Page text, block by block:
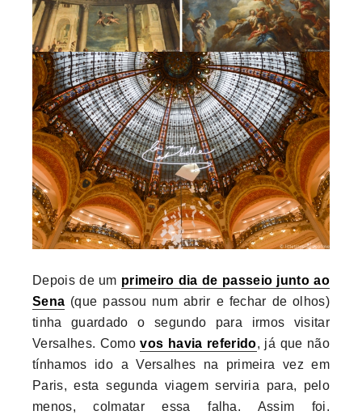
Depois de um primeiro dia de passeio junto ao
Sena (que passou num abrir e fechar de olhos)
tinha guardado o segundo para irmos visitar
Versalhes. Comovos havia referido, já que não
tínhamos ido a Versalhes na primeira vez em
Paris, esta segunda viagem serviria para, pelo
menos, colmatar essa falha. Assim foi.